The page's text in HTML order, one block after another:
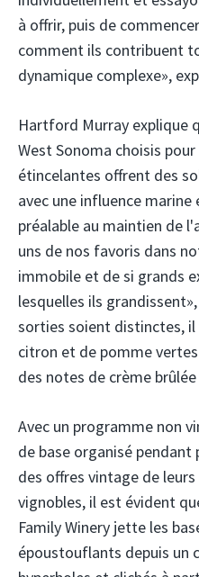
à offrir, puis de
comment ils contribuent
dynamique complexe»,
Hartford Murray explique
West Sonoma choisis
étincelantes offrent des
avec une influence
préalable au maintien de
uns de nos favoris dans
immobile et de si grands
lesquelles ils
sorties soient distinctes, il
citron et de pomme
des notes de crème
Avec un programme non
de base organisé pendant
des offres vintage de
vignobles, il est évident
Family Winery jette les
époustouflants depuis un